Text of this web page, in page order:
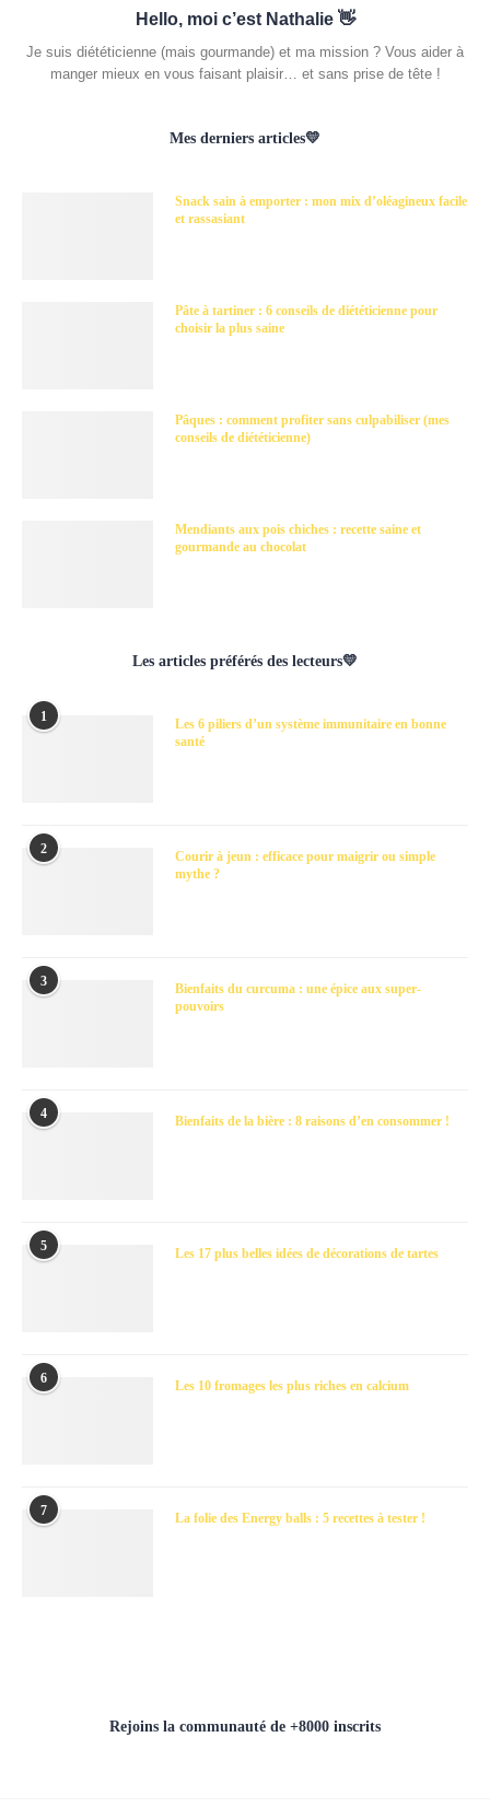
Hello, moi c’est Nathalie 👋
Je suis diététicienne (mais gourmande) et ma mission ? Vous aider à
manger mieux en vous faisant plaisir… et sans prise de tête !
Mes derniers articles💛
Snack sain à emporter : mon mix d’oléagineux facile
et rassasiant
Pâte à tartiner : 6 conseils de diététicienne pour
choisir la plus saine
Pâques : comment profiter sans culpabiliser (mes
conseils de diététicienne)
Mendiants aux pois chiches : recette saine et
gourmande au chocolat
Les articles préférés des lecteurs💛
1
Les 6 piliers d’un système immunitaire en bonne
santé
2
Courir à jeun : efficace pour maigrir ou simple
mythe ?
3
Bienfaits du curcuma : une épice aux super-
pouvoirs
4 Bienfaits de la bière : 8 raisons d’en consommer !
5 Les 17 plus belles idées de décorations de tartes
6 Les 10 fromages les plus riches en calcium
7 La folie des Energy balls : 5 recettes à tester !
Rejoins la communauté de +8000 inscrits